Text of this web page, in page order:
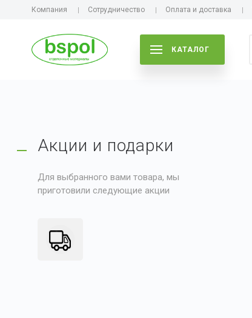
Компания Сотрудничество Оплата и доставка
КАТАЛОГ
Акции и подарки
Для выбранного вами товара, мы
приготовили следующие акции